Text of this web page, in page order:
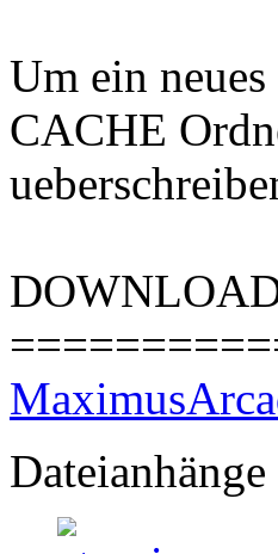
Um ein
CACHE
Dateianhänge